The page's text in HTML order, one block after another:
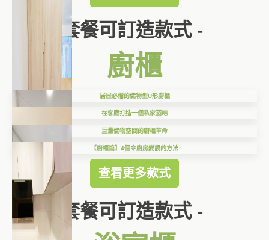
套餐可訂造款式 -
廚櫃
居屋必備的儲物型U形廚櫃
在客廳打造一個私家酒吧
巨量儲物空間的廚櫃革命
【廚櫃篇】4個令廚房變靚的方法
查看更多款式
套餐可訂造款式 -